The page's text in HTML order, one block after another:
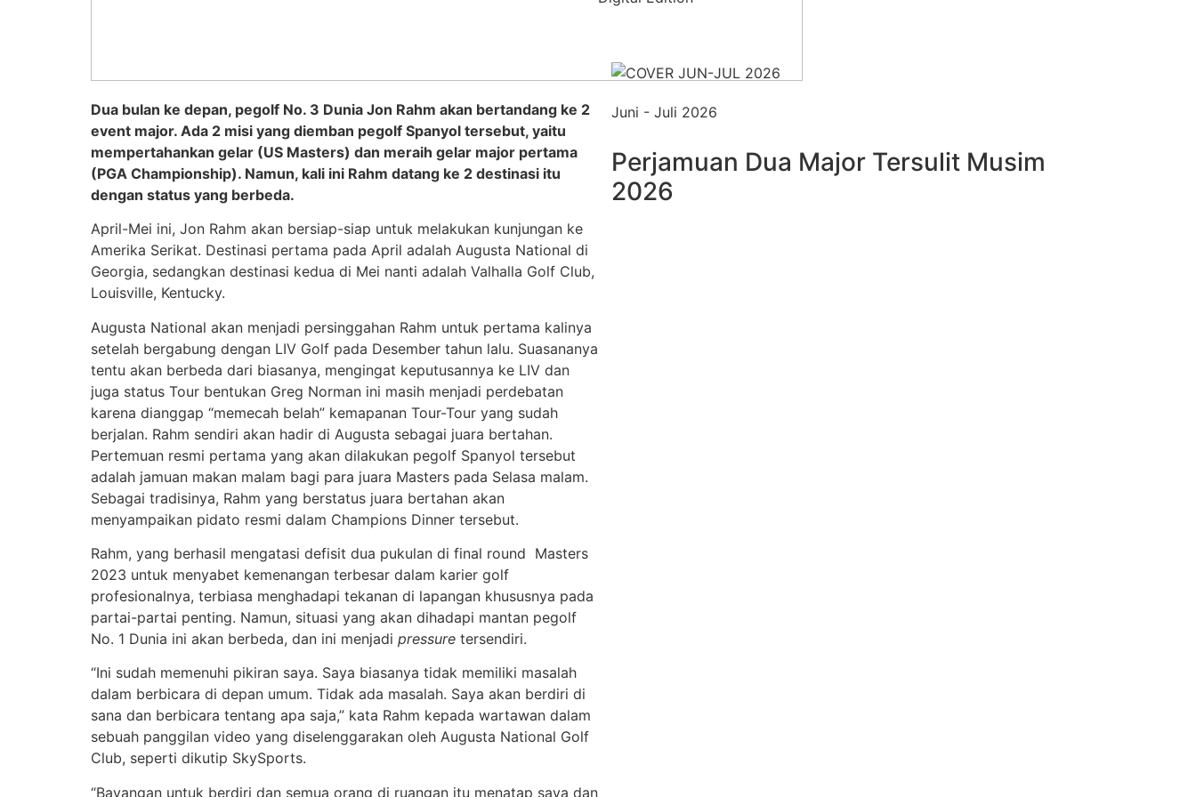
Dua bulan ke depan, pegolf No. 3 Dunia Jon Rahm akan bertandang ke 2
event major. Ada 2 misi yang diemban pegolf Spanyol tersebut, yaitu
mempertahankan gelar (US Masters) dan meraih gelar major pertama
(PGA Championship). Namun, kali ini Rahm datang ke 2 destinasi itu
dengan status yang berbeda.
April-Mei ini, Jon Rahm akan bersiap-siap untuk melakukan kunjungan ke
Amerika Serikat. Destinasi pertama pada April adalah Augusta National di
Georgia, sedangkan destinasi kedua di Mei nanti adalah Valhalla Golf Club,
Louisville, Kentucky.
Augusta National akan menjadi persinggahan Rahm untuk pertama kalinya
setelah bergabung dengan LIV Golf pada Desember tahun lalu. Suasananya
tentu akan berbeda dari biasanya, mengingat keputusannya ke LIV dan
juga status Tour bentukan Greg Norman ini masih menjadi perdebatan
karena dianggap “memecah belah” kemapanan Tour-Tour yang sudah
berjalan. Rahm sendiri akan hadir di Augusta sebagai juara bertahan.
Pertemuan resmi pertama yang akan dilakukan pegolf Spanyol tersebut
adalah jamuan makan malam bagi para juara Masters pada Selasa malam.
Sebagai tradisinya, Rahm yang berstatus juara bertahan akan
menyampaikan pidato resmi dalam Champions Dinner tersebut.
Rahm, yang berhasil mengatasi defisit dua pukulan di final round Masters
2023 untuk menyabet kemenangan terbesar dalam karier golf
profesionalnya, terbiasa menghadapi tekanan di lapangan khususnya pada
partai-partai penting. Namun, situasi yang akan dihadapi mantan pegolf
No. 1 Dunia ini akan berbeda, dan ini menjadi pressure tersendiri.
“Ini sudah memenuhi pikiran saya. Saya biasanya tidak memiliki masalah
dalam berbicara di depan umum. Tidak ada masalah. Saya akan berdiri di
sana dan berbicara tentang apa saja,” kata Rahm kepada wartawan dalam
sebuah panggilan video yang diselenggarakan oleh Augusta National Golf
Club, seperti dikutip SkySports.
“Bayangan untuk berdiri dan semua orang di ruangan itu menatap saya dan
Juni - Juli 2026
Perjamuan Dua Major Tersulit Musim
2026